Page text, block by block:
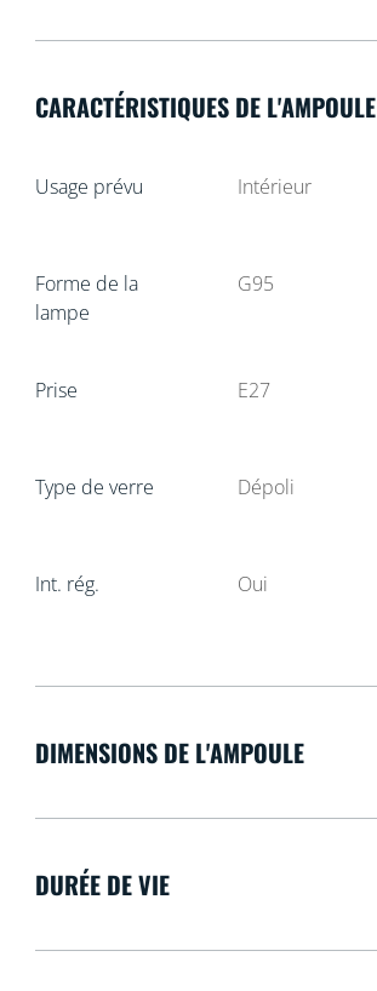
CARACTÉRISTIQUES DE L'AMPOULE
Usage prévu Intérieur
Forme de la
lampe
G95
Prise E27
Type de verre Dépoli
Int. rég. Oui
DIMENSIONS DE L'AMPOULE
DURÉE DE VIE